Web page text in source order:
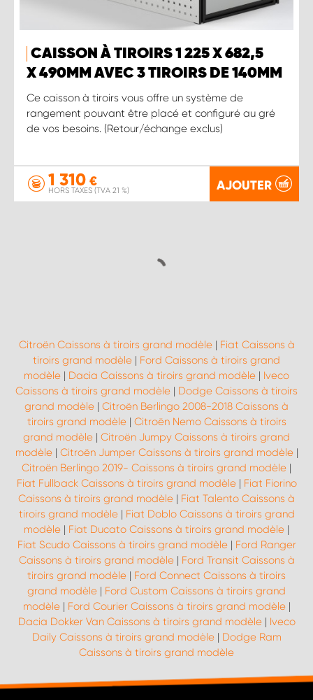
CAISSON À TIROIRS 1 225 X 682,5
X 490MM AVEC 3 TIROIRS DE 140MM
Ce caisson à tiroirs vous offre un système de
rangement pouvant être placé et configuré au gré
de vos besoins. (Retour/échange exclus)
1 310 €
HORS TAXES (TVA 21 %) AJOUTER
Citroën Caissons à tiroirs grand modèle| Fiat Caissons à
tiroirs grand modèle | Ford Caissons à tiroirs grand
modèle | Dacia Caissons à tiroirs grand modèle | Iveco
Caissons à tiroirs grand modèle | Dodge Caissons à tiroirs
grand modèle | Citroën Berlingo 2008-2018 Caissons à
tiroirs grand modèle| Citroën Nemo Caissons à tiroirs
grand modèle | Citroën Jumpy Caissons à tiroirs grand
modèle| Citroën Jumper Caissons à tiroirs grand modèle|
Citroën Berlingo 2019- Caissons à tiroirs grand modèle |
Fiat Fullback Caissons à tiroirs grand modèle| Fiat Fiorino
Caissons à tiroirs grand modèle | Fiat Talento Caissons à
tiroirs grand modèle| Fiat Doblo Caissons à tiroirs grand
modèle | Fiat Ducato Caissons à tiroirs grand modèle |
Fiat Scudo Caissons à tiroirs grand modèle| Ford Ranger
Caissons à tiroirs grand modèle| Ford Transit Caissons à
tiroirs grand modèle | Ford Connect Caissons à tiroirs
grand modèle | Ford Custom Caissons à tiroirs grand
modèle| Ford Courier Caissons à tiroirs grand modèle|
Dacia Dokker Van Caissons à tiroirs grand modèle| Iveco
Daily Caissons à tiroirs grand modèle| Dodge Ram
Caissons à tiroirs grand modèle